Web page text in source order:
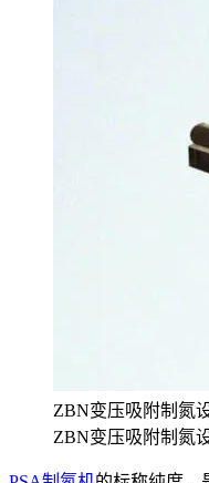
ZBN变压吸附制氮
ZBN变压吸附制氮